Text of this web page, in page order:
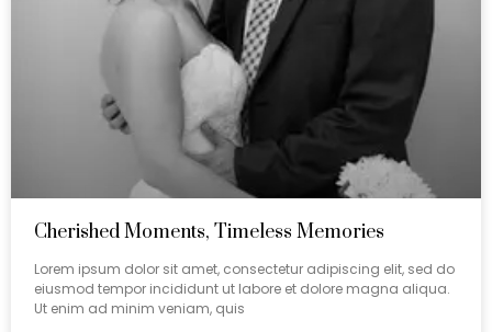
Cherished Moments, Timeless Memories
Lorem ipsum dolor sit amet, consectetur adipiscing elit, sed do
eiusmod tempor incididunt ut labore et dolore magna aliqua.
Ut enim ad minim veniam, quis